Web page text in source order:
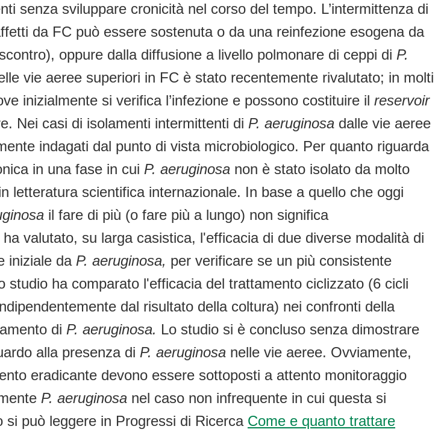
senza sviluppare cronicità nel corso del tempo. L’intermittenza di
da FC può essere sostenuta o da una reinfezione esogena da
oppure dalla diffusione a livello polmonare di ceppi di P.
vie aeree superiori in FC è stato recentemente rivalutato; in molti
inizialmente si verifica l’infezione e possono costituire il reservoir
Nei casi di isolamenti intermittenti di P. aeruginosa dalle vie aeree
indagati dal punto di vista microbiologico. Per quanto riguarda
in una fase in cui P. aeruginosa non è stato isolato da molto
letteratura scientifica internazionale. In base a quello che oggi
il fare di più (o fare più a lungo) non significa
valutato, su larga casistica, l'efficacia di due diverse modalità di
iniziale da P. aeruginosa, per verificare se un più consistente
ha comparato l'efficacia del trattamento ciclizzato (6 cicli
dal risultato della coltura) nei confronti della
di P. aeruginosa. Lo studio si è concluso senza dimostrare
alla presenza di P. aeruginosa nelle vie aeree. Ovviamente,
eradicante devono essere sottoposti a attento monitoraggio
P. aeruginosa nel caso non infrequente in cui questa si
può leggere in Progressi di Ricerca Come e quanto trattare